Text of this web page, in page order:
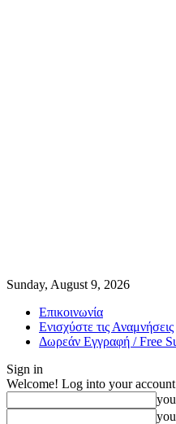
Sunday, August 9, 2026
Επικοινωνία
Ενισχύστε τις Αναμνήσεις
Δωρεάν Εγγραφή / Free
Sign in
Welcome! Log into your account